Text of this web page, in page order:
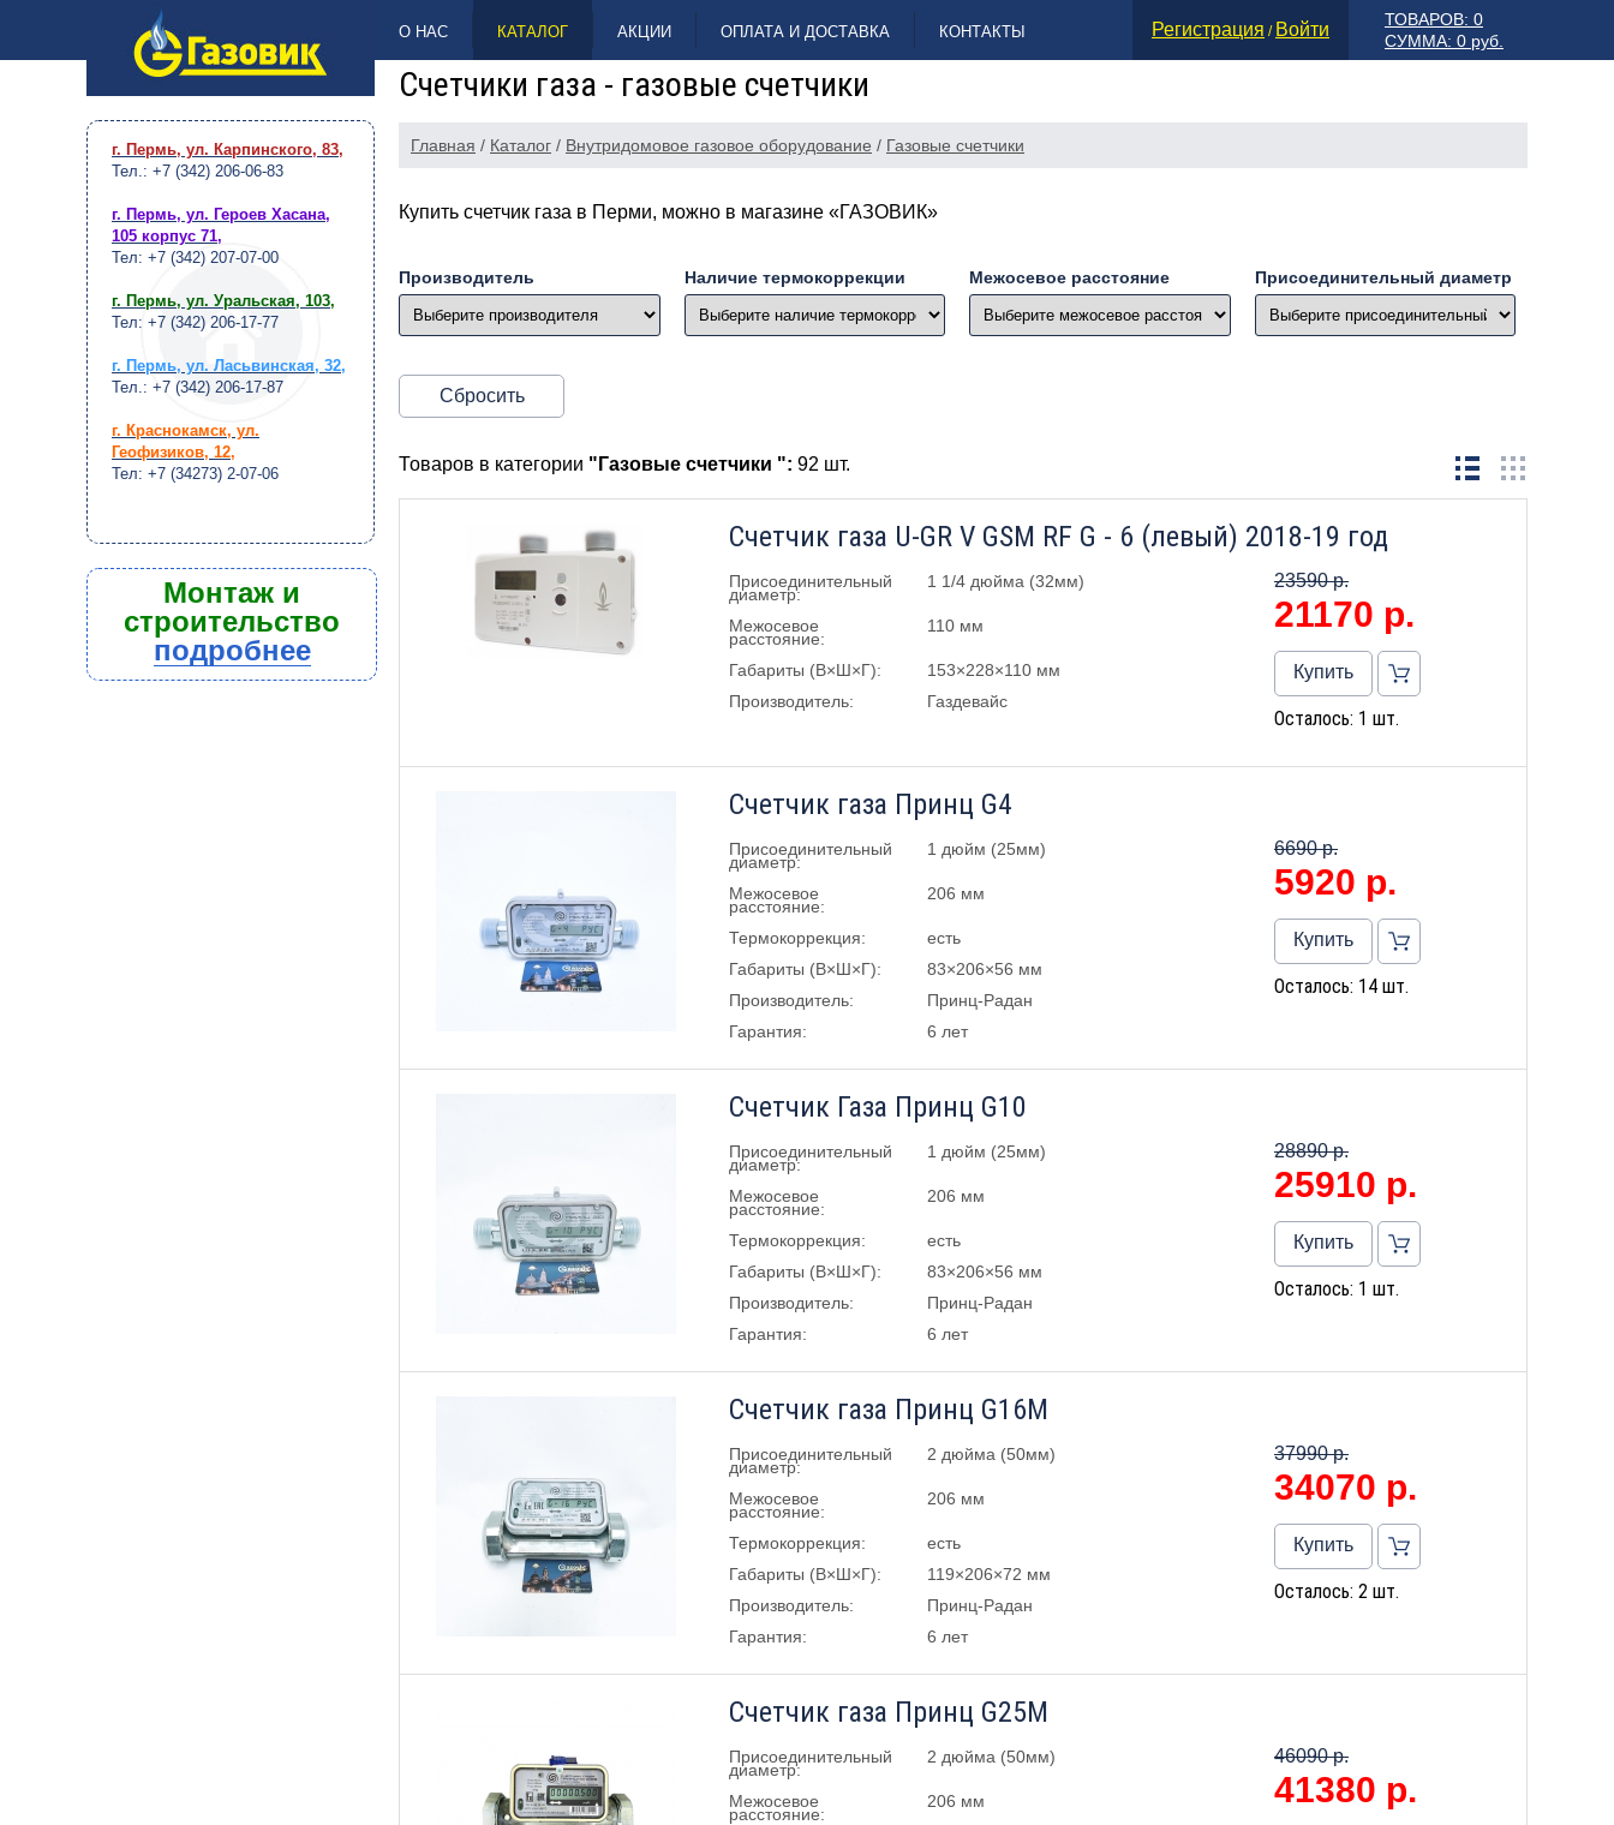
НАВЕРХ
О НАС КАТАЛОГ АКЦИИ ОПЛАТА И ДОСТАВКА КОНТАКТЫ
ТОВАРОВ: 0
СУММА: 0 руб.
Регистрация / Войти
Счетчики газа - газовые счетчики
Главная / Каталог / Внутридомовое газовое оборудование / Газовые счетчики
Купить счетчик газа в Перми, можно в магазине «ГАЗОВИК»
Производитель Наличие термокоррекции Межосевое расстояние Присоединительный диаметр
Сбросить
Товаров в категории "Газовые счетчики ": 92 шт.
Счетчик газа U-GR V GSM RF G - 6 (левый) 2018-19 год
Присоединительный
диаметр:
1 1/4 дюйма (32мм)
Межосевое
расстояние:
110 мм
Габариты (В×Ш×Г):
153×228×110 мм
Производитель:
Газдевайс
23590 р.
21170 р.
Купить
Осталось: 1 шт.
Счетчик газа Принц G4
Присоединительный
диаметр:
1 дюйм (25мм)
Межосевое
расстояние:
206 мм
Термокоррекция:
есть
Габариты (В×Ш×Г):
83×206×56 мм
Производитель:
Принц-Радан
Гарантия:
6 лет
6690 р.
5920 р.
Купить
Осталось: 14 шт.
Счетчик Газа Принц G10
Присоединительный
диаметр:
1 дюйм (25мм)
Межосевое
расстояние:
206 мм
Термокоррекция:
есть
Габариты (В×Ш×Г):
83×206×56 мм
Производитель:
Принц-Радан
Гарантия:
6 лет
28890 р.
25910 р.
Купить
Осталось: 1 шт.
Счетчик газа Принц G16M
Присоединительный
диаметр:
2 дюйма (50мм)
Межосевое
расстояние:
206 мм
Термокоррекция:
есть
Габариты (В×Ш×Г):
119×206×72 мм
Производитель:
Принц-Радан
Гарантия:
6 лет
37990 р.
34070 р.
Купить
Осталось: 2 шт.
Счетчик газа Принц G25М
Присоединительный
диаметр:
2 дюйма (50мм)
Межосевое
расстояние:
206 мм
46090 р.
41380 р.
г. Пермь, ул. Карпинского, 83,
Тел.: +7 (342) 206-06-83
г. Пермь, ул. Героев Хасана,
105 корпус 71,
Тел: +7 (342) 207-07-00
г. Пермь, ул. Уральская, 103,
Тел: +7 (342) 206-17-77
г. Пермь, ул. Ласьвинская, 32,
Тел.: +7 (342) 206-17-87
г. Краснокамск, ул.
Геофизиков, 12,
Тел: +7 (34273) 2-07-06
Монтаж и
строительство
подробнее